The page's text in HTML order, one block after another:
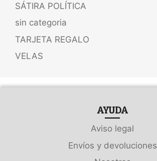
SÁTIRA POLÍTICA
sin categoria
TARJETA REGALO
VELAS
AYUDA
Aviso legal
Envíos y devoluciones